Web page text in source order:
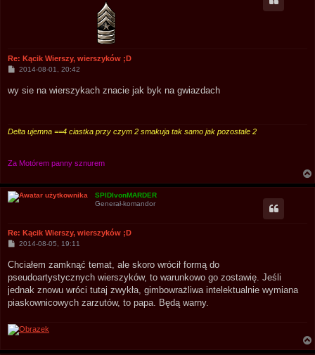
Re: Kącik Wierszy, wierszyków ;D
P
t
2014-08-01, 20:42
wy sie na wierszykach znacie jak byk na gwiazdach
Delta ujemna ==4 ciastka przy czym 2 smakuja tak samo jak pozostale 2
Za Motórem panny sznurem
SPIDIvonMARDER
Generał-komandor
Re: Kącik Wierszy, wierszyków ;D
P
t
2014-08-05, 19:11
Chciałem zamknąć temat, ale skoro wrócił formą do
pseudoartystycznych wierszyków, to warunkowo go zostawię. Jeśli
jednak znowu wróci tutaj zwykła, gimbowrażliwa intelektualnie wymiana
piaskownicowych zarzutów, to papa. Będą warny.